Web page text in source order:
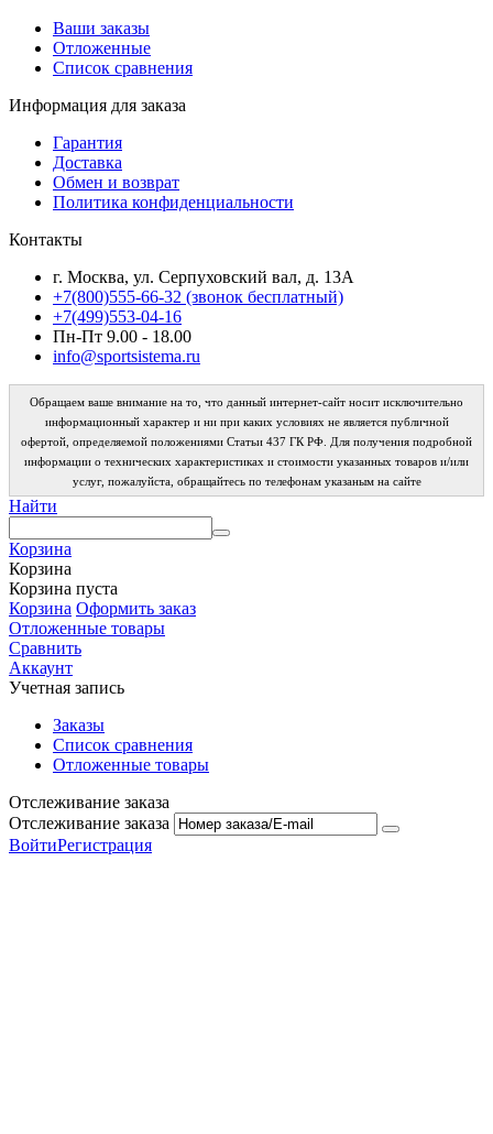
Ваши заказы
Отложенные
Список сравнения
Информация для заказа
Гарантия
Доставка
Обмен и возврат
Политика конфиденциальности
Контакты
г. Москва, ул. Серпуховский вал, д. 13А
+7(800)555-66-32 (звонок бесплатный)
+7(499)553-04-16
Пн-Пт 9.00 - 18.00
info@sportsistema.ru
Обращаем ваше внимание на то, что данный интернет-сайт носит исключительно
информационный характер и ни при каких условиях не является публичной
офертой, определяемой положениями Статьи 437 ГК РФ. Для получения подробной
информации о технических характеристиках и стоимости указанных товаров и/или
услуг, пожалуйста, обращайтесь по телефонам указаным на сайте
Найти
Корзина
Корзина
Корзина пуста
Корзина Оформить заказ
Отложенные товары
Сравнить
Аккаунт
Учетная запись
Заказы
Список сравнения
Отложенные товары
Отслеживание заказа
Отслеживание заказа
ВойтиРегистрация